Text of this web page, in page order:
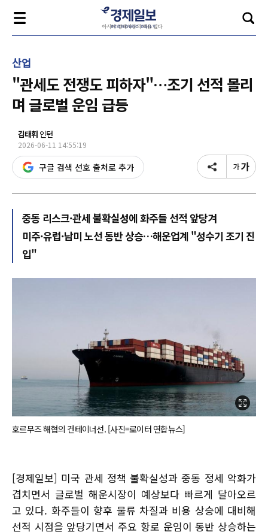
산업
"관세도 전쟁도 피하자"…조기 선적 몰리
며 글로벌 운임 급등
김태휘 인턴
2026-06-11 14:55:19
구글 검색 선호 출처로 추가
중동 리스크·관세 불확실성에 화주들 선적 앞당겨
미주·유럽·남미 노선 동반 상승…해운업계 "성수기 조기 진
입"
호르무즈 해협의 컨테이너선. [사진=로이터 연합뉴스]
[경제일보] 미국 관세 정책 불확실성과 중동 정세 악화가
겹치면서 글로벌 해운시장이 예상보다 빠르게 달아오르
고 있다. 화주들이 향후 물류 차질과 비용 상승에 대비해
선적 시점을 앞당기면서 주요 항로 운임이 동반 상승하는